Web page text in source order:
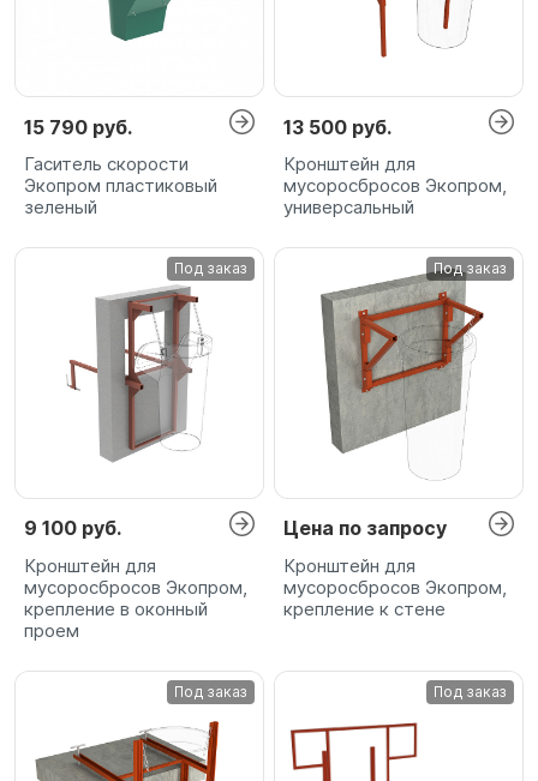
15 790 руб.
Гаситель скорости
Экопром пластиковый
зеленый
13 500 руб.
Кронштейн для
мусоросбросов Экопром,
универсальный
Под заказ
9 100 руб.
Кронштейн для
мусоросбросов Экопром,
крепление в оконный
проем
Под заказ
Цена по запросу
Кронштейн для
мусоросбросов Экопром,
крепление к стене
Под заказ Под заказ